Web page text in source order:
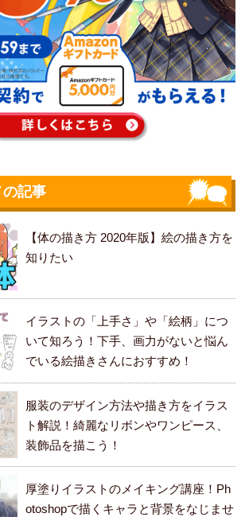
の記事
【体の描き方 2020年版】絵の描き方を
知りたい
イラストの「上手さ」や「絵柄」につ
いて知ろう！下手、画力がないと悩ん
でいる絵描きさんにおすすめ！
服装のデザイン方法や描き方をイラス
ト解説！綺麗なリボンやワンピース、
装飾品を描こう！
厚塗りイラストのメイキング講座！Ph
otoshopで描くキャラと背景をなじませ